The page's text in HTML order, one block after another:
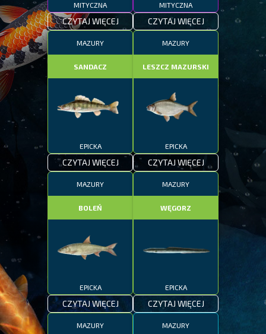
MITYCZNA
CZYTAJ WIĘCEJ
MITYCZNA
CZYTAJ WIĘCEJ
MAZURY
SANDACZ
EPICKA
CZYTAJ WIĘCEJ
MAZURY
LESZCZ MAZURSKI
EPICKA
CZYTAJ WIĘCEJ
MAZURY
BOLEŃ
EPICKA
CZYTAJ WIĘCEJ
MAZURY
WĘGORZ
EPICKA
CZYTAJ WIĘCEJ
MAZURY MAZURY